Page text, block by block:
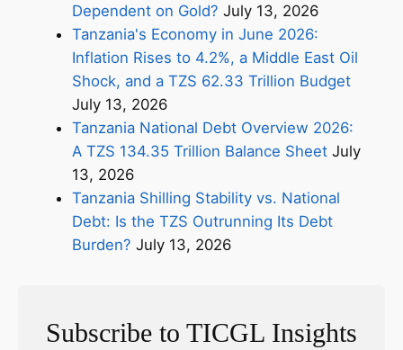
Dependent on Gold? July 13, 2026
Tanzania's Economy in June 2026:
Inflation Rises to 4.2%, a Middle East Oil
Shock, and a TZS 62.33 Trillion Budget
July 13, 2026
Tanzania National Debt Overview 2026:
A TZS 134.35 Trillion Balance Sheet July
13, 2026
Tanzania Shilling Stability vs. National
Debt: Is the TZS Outrunning Its Debt
Burden? July 13, 2026
Subscribe to TICGL Insights